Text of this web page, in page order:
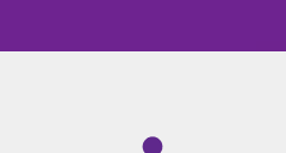
de marketing digital: mais